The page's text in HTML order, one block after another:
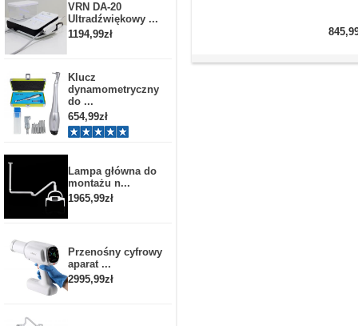
VRN DA-20
Ultradźwiękowy ...
1194,99zł
Klucz
dynamometryczny
do ...
654,99zł
Lampa główna do
montażu n...
1965,99zł
Przenośny cyfrowy
aparat ...
2995,99zł